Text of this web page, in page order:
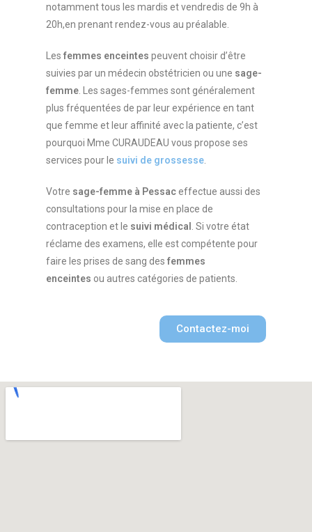
notamment tous les mardis et vendredis de 9h à
20h,en prenant rendez-vous au préalable.
Lesfemmes enceintes peuvent choisir d’être
suivies par un médecin obstétricien ou une sage-
femme . Les sages-femmes sont généralement
plus fréquentées de par leur expérience en tant
que femme et leur affinité avec la patiente, c’est
pourquoi Mme CURAUDEAU vous propose ses
services pour le suivi de grossesse
Votre sage-femme à Pessaceffectue aussi des
consultations pour la mise en place de
contraception et le suivi médical . Si votre état
réclame des examens, elle est compétente pour
faire les prises de sang desfemmes
enceintes ou autres catégories de patients.
Contactez-moi